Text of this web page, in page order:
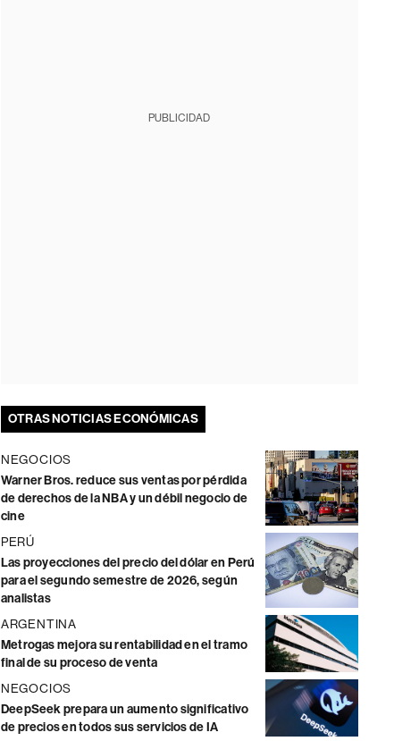
PUBLICIDAD
OTRAS NOTICIAS ECONÓMICAS
NEGOCIOS
Warner Bros. reduce sus ventas por pérdida
de derechos de la NBA y un débil negocio de
cine
PERÚ
Las proyecciones del precio del dólar en Perú
para el segundo semestre de 2026, según
analistas
ARGENTINA
Metrogas mejora su rentabilidad en el tramo
final de su proceso de venta
NEGOCIOS
DeepSeek prepara un aumento significativo
de precios en todos sus servicios de IA